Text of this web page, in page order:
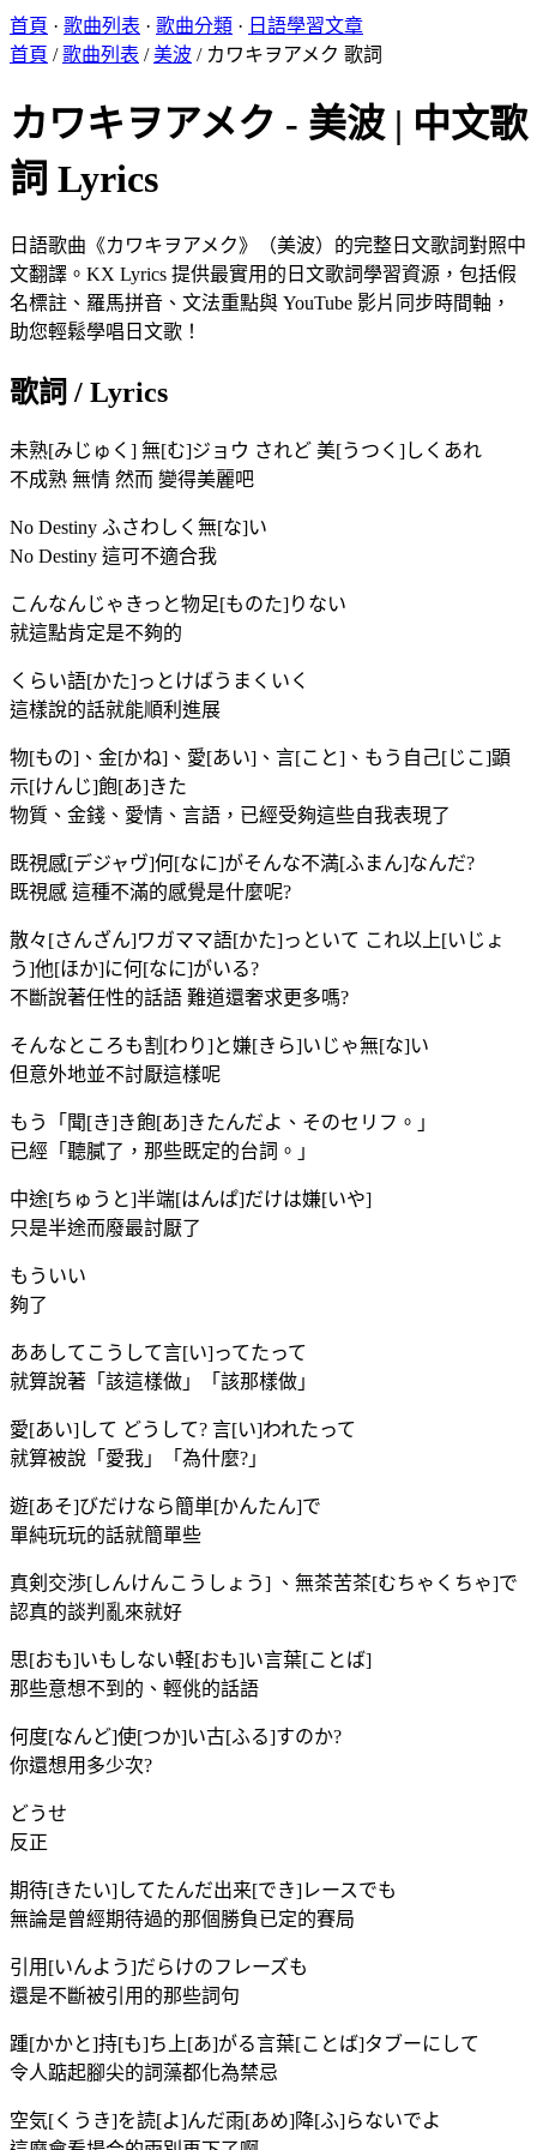
首頁 · 歌曲列表 · 歌曲分類 · 日語學習文章
首頁 /歌曲列表 /美波 / カワキヲアメク 歌詞
カワキヲアメク - 美波 | 中文歌
詞 Lyrics
日語歌曲《カワキヲアメク》（美波）的完整日文歌詞對照中
文翻譯。KX Lyrics 提供最實用的日文歌詞學習資源，包括假
名標註、羅馬拼音、文法重點與 YouTube 影片同步時間軸，
助您輕鬆學唱日文歌！
歌詞 / Lyrics
未熟[みじゅく] 無[む]ジョウ されど 美[うつく]しくあれ
不成熟 無情 然而 變得美麗吧
No Destiny ふさわしく無[な]い
No Destiny 這可不適合我
こんなんじゃきっと物足[ものた]りない
就這點肯定是不夠的
くらい語[かた]っとけばうまくいく
這樣說的話就能順利進展
物[もの]、金[かね]、愛[あい]、言[こと]、もう自己[じこ]顕
示[けんじ]飽[あ]きた
物質、金錢、愛情、言語，已經受夠這些自我表現了
既視感[デジャヴ]何[なに]がそんな不満[ふまん]なんだ?
既視感 這種不滿的感覺是什麼呢?
散々[さんざん]ワガママ語[かた]っといて これ以上[いじょ
う]他[ほか]に何[なに]がいる?
不斷說著任性的話語 難道還奢求更多嗎?
そんなところも割[わり]と嫌[きら]いじゃ無[な]い
但意外地並不討厭這樣呢
もう「聞[き]き飽[あ]きたんだよ、そのセリフ。」
已經「聽膩了，那些既定的台詞。」
中途[ちゅうと]半端[はんぱ]だけは嫌[いや]
只是半途而廢最討厭了
もういい
夠了
ああしてこうして言[い]ってたって
就算說著「該這樣做」「該那樣做」
愛[あい]して どうして? 言[い]われたって
就算被說「愛我」「為什麼?」
遊[あそ]びだけなら簡単[かんたん]で
單純玩玩的話就簡單些
真剣交渉[しんけんこうしょう] 、無茶苦茶[むちゃくちゃ]で
認真的談判亂來就好
思[おも]いもしない軽[おも]い言葉[ことば]
那些意想不到的、輕佻的話語
何度[なんど]使[つか]い古[ふる]すのか?
你還想用多少次?
どうせ
反正
期待[きたい]してたんだ出来[でき]レースでも
無論是曾經期待過的那個勝負已定的賽局
引用[いんよう]だらけのフレーズも
還是不斷被引用的那些詞句
踵[かかと]持[も]ち上[あ]がる言葉[ことば]タブーにして
令人踮起腳尖的詞藻都化為禁忌
空気[くうき]を読[よ]んだ雨[あめ]降[ふ]らないでよ